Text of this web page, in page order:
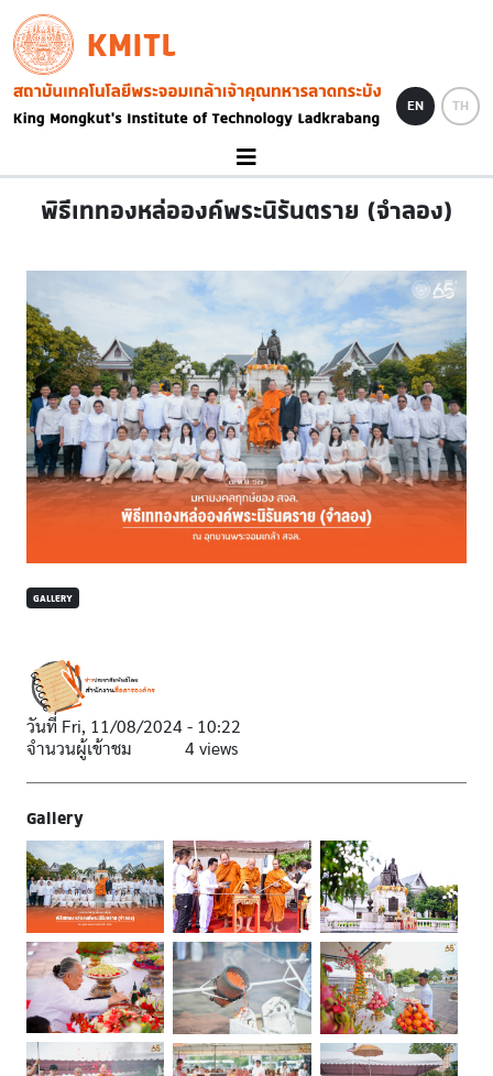
Skip to main content
KMITL
Image
EN TH
พิธีเททองหล่อองค์พระนิรันตราย (จำลอง)
GALLERY
วันที่ Fri, 11/08/2024 - 10:22
จำนวนผู้เข้าชม
4 views
Gallery